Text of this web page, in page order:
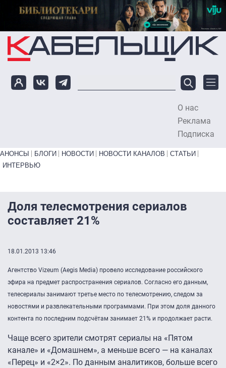
Перейти к основному содержанию
О нас
Реклама
Подписка
Primary links bottom
АНОНСЫ БЛОГИ НОВОСТИ НОВОСТИ КАНАЛОВ
СТАТЬИ
ИНТЕРВЬЮ
Доля телесмотрения сериалов
составляет 21%
18.01.2013 13:46
Агентство Vizeum (Aegis Media) провело исследование российского
эфира на предмет распространения сериалов. Согласно его данным,
телесериалы занимают третье место по телесмотрению, следом за
новостями и развлекательными программами. При этом доля данного
контента по последним подсчётам занимает 21% и продолжает расти.
Чаще всего зрители смотрят сериалы на «Пятом
канале» и «Домашнем», а меньше всего — на каналах
«Перец» и «2×2». По данным аналитиков, больше всего